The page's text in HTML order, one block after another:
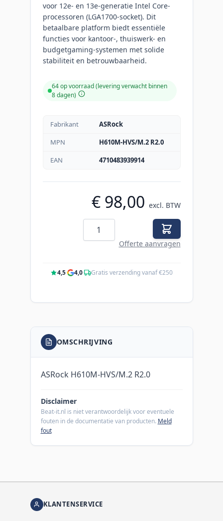
voor 12e- en 13e-generatie Intel Core-
processoren (LGA1700-socket). Dit
betaalbare platform biedt essentiële
functies voor kantoor-, thuiswerk- en
budgetgaming-systemen met solide
stabiliteit en betrouwbaarheid.
64 op voorraad (levering verwacht binnen
8 dagen)
Fabrikant
ASRock
MPN
H610M-HVS/M.2 R2.0
EAN
4710483939914
€ 98,00 excl. BTW
Aantal
Offerte aanvragen
4,5· 4,0· Gratis verzending vanaf €250
OMSCHRIJVING
ASRock H610M-HVS/M.2 R2.0
Disclaimer
Beat-it.nl is niet verantwoordelijk voor eventuele
fouten in de documentatie van producten. Meld
fout
KLANTENSERVICE